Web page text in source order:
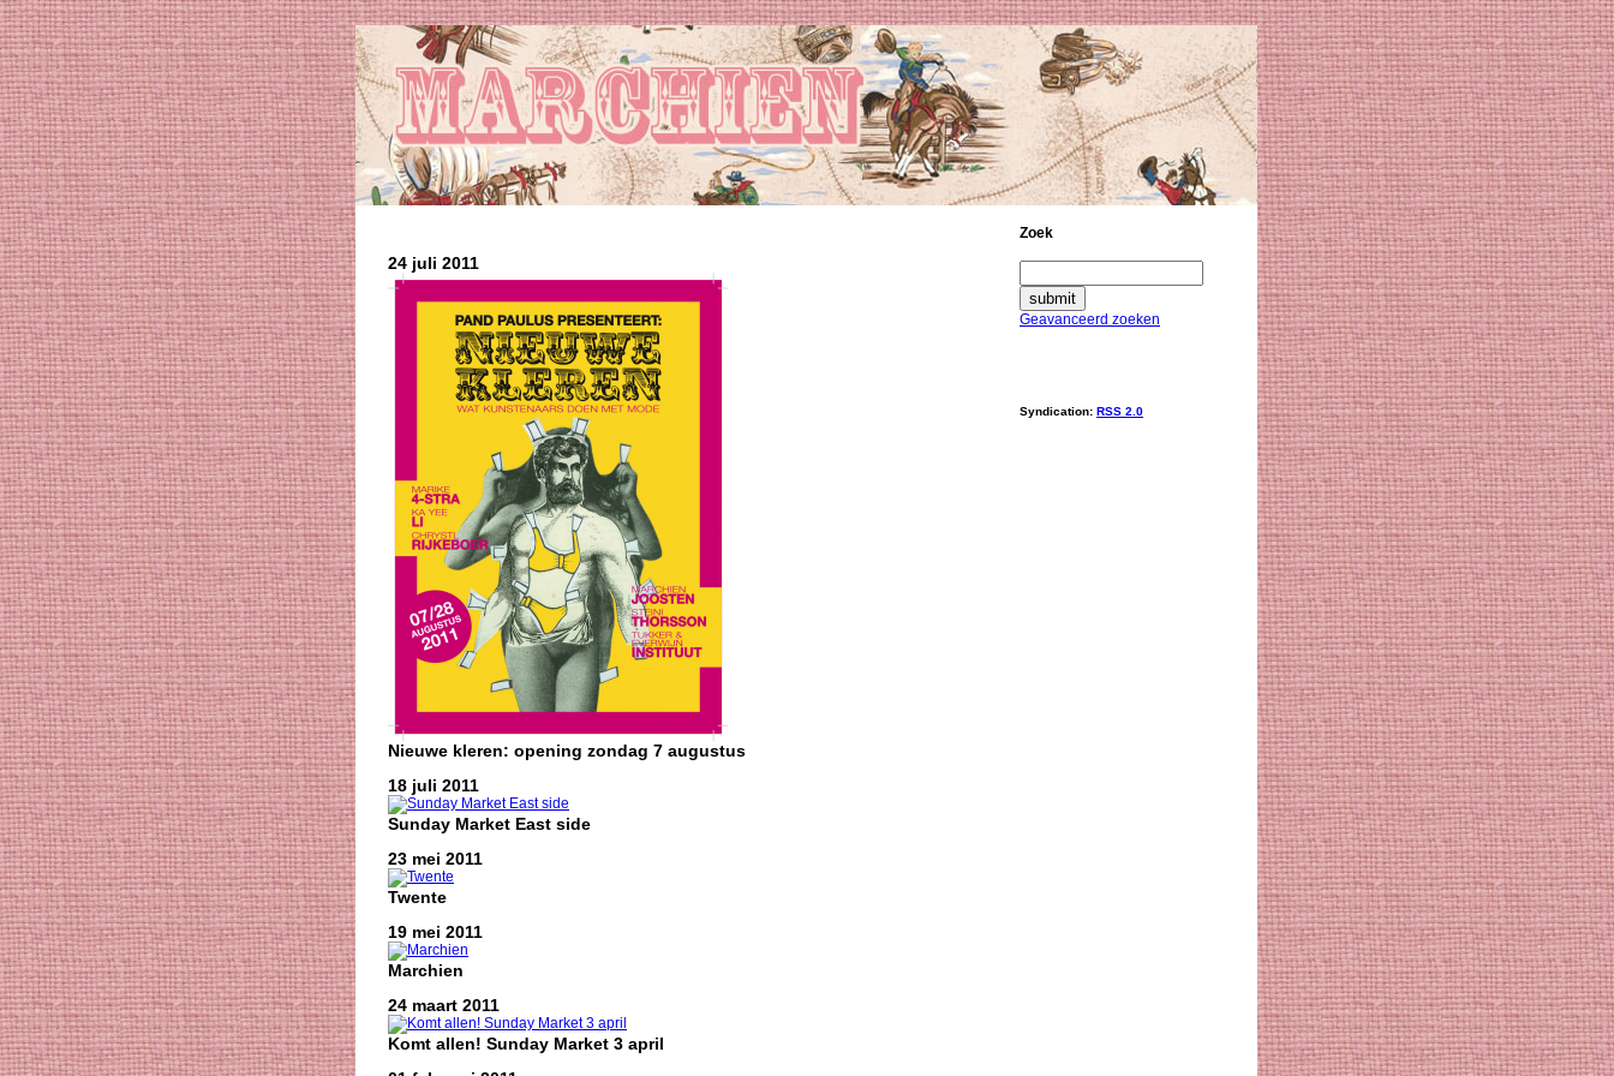
24 juli 2011
Nieuwe kleren: opening zondag 7 augustus
18 juli 2011
Sunday Market East side
23 mei 2011
Twente
19 mei 2011
Marchien
24 maart 2011
Komt allen! Sunday Market 3 april
Zoek
Geavanceerd zoeken
Syndication: RSS 2.0